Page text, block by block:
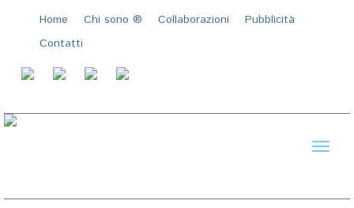
Home Chi sono ®️ Collaborazioni
Pubblicità
Contatti